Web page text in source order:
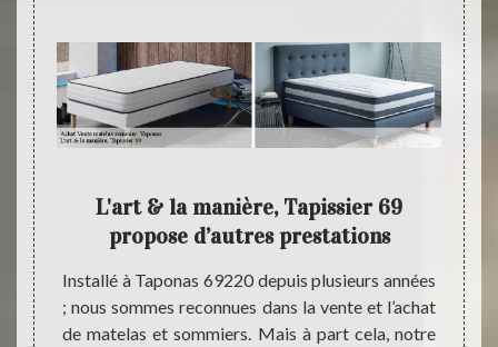
L'art & la manière, Tapissier 69
propose d’autres prestations
Installé à Taponas 69220 depuis plusieurs années
; nous sommes reconnues dans la vente et l’achat
de matelas et sommiers. Mais à part cela, notre